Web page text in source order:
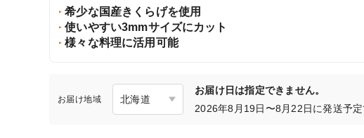
希少な国産きくらげを使用
使いやすい3mmサイズにカット
様々な料理に活用可能
お届け地域
お届け日は指定できません。
2026年8月19日〜8月22日に発送予定